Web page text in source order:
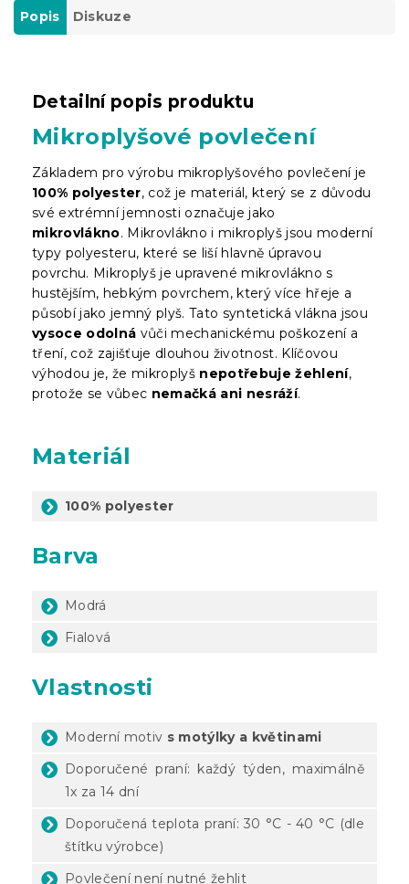
Popis Diskuze
Detailní popis produktu
Mikroplyšové povlečení
Základem pro výrobu mikroplyšového povlečení je
100% polyester, což je materiál, který se z důvodu
své extrémní jemnosti označuje jako
mikrovlákno. Mikrovlákno i mikroplyš jsou moderní
typy polyesteru, které se liší hlavně úpravou
povrchu. Mikroplyš je upravené mikrovlákno s
hustějším, hebkým povrchem, který více hřeje a
působí jako jemný plyš. Tato syntetická vlákna jsou
vysoce odolná vůči mechanickému poškození a
tření, což zajišťuje dlouhou životnost. Klíčovou
výhodou je, že mikroplyš nepotřebuje žehlení,
protože se vůbec nemačká ani nesráží.
Materiál
100% polyester
Barva
Modrá
Fialová
Vlastnosti
Moderní motiv s motýlky a květinami
Doporučené praní: každý týden, maximálně
1x za 14 dní
Doporučená teplota praní: 30 °C - 40 °C (dle
štítku výrobce)
Povlečení není nutné žehlit